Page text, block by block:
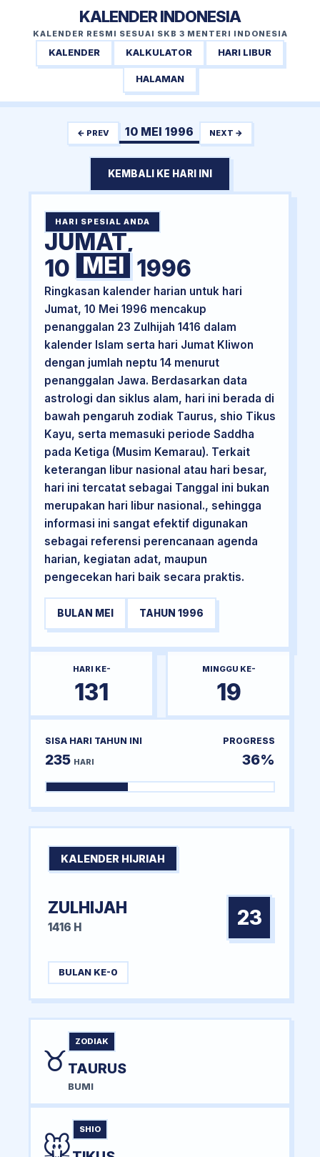
KALENDER INDONESIA
KALENDER RESMI SESUAI SKB 3 MENTERI INDONESIA
KALENDER KALKULATOR HARI LIBUR
HALAMAN
← PREV 10 MEI 1996 NEXT →
KEMBALI KE HARI INI
HARI SPESIAL ANDA
JUMAT,
10 MEI 1996
Ringkasan kalender harian untuk hari
Jumat, 10 Mei 1996 mencakup
penanggalan 23 Zulhijah 1416 dalam
kalender Islam serta hari Jumat Kliwon
dengan jumlah neptu 14 menurut
penanggalan Jawa. Berdasarkan data
astrologi dan siklus alam, hari ini berada di
bawah pengaruh zodiak Taurus, shio Tikus
Kayu, serta memasuki periode Saddha
pada Ketiga (Musim Kemarau). Terkait
keterangan libur nasional atau hari besar,
hari ini tercatat sebagai Tanggal ini bukan
merupakan hari libur nasional., sehingga
informasi ini sangat efektif digunakan
sebagai referensi perencanaan agenda
harian, kegiatan adat, maupun
pengecekan hari baik secara praktis.
BULAN MEI TAHUN 1996
HARI KE-
131
MINGGU KE-
19
SISA HARI TAHUN INI
235 HARI
PROGRESS
36%
KALENDER HIJRIAH
ZULHIJAH
1416 H 23
BULAN KE-0
♉
ZODIAK
TAURUS
BUMI
🐭
SHIO